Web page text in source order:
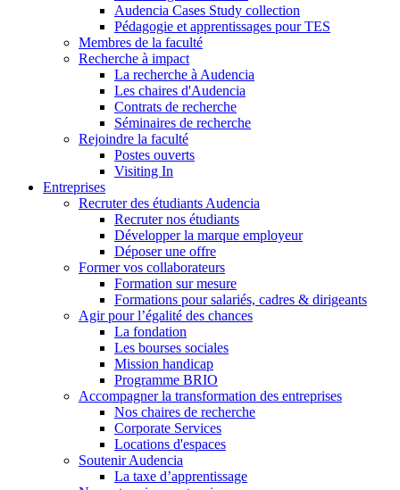
Audencia Cases Study collection
Pédagogie et apprentissages pour TES
Membres de la faculté
Recherche à impact
La recherche à Audencia
Les chaires d'Audencia
Contrats de recherche
Séminaires de recherche
Rejoindre la faculté
Postes ouverts
Visiting In
Entreprises
Recruter des étudiants Audencia
Recruter nos étudiants
Développer la marque employeur
Déposer une offre
Former vos collaborateurs
Formation sur mesure
Formations pour salariés, cadres & dirigeants
Agir pour l’égalité des chances
La fondation
Les bourses sociales
Mission handicap
Programme BRIO
Accompagner la transformation des entreprises
Nos chaires de recherche
Corporate Services
Locations d'espaces
Soutenir Audencia
La taxe d’apprentissage